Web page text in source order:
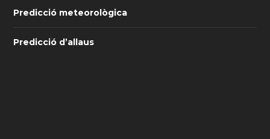
Predicció meteorològica
Predicció d’allaus